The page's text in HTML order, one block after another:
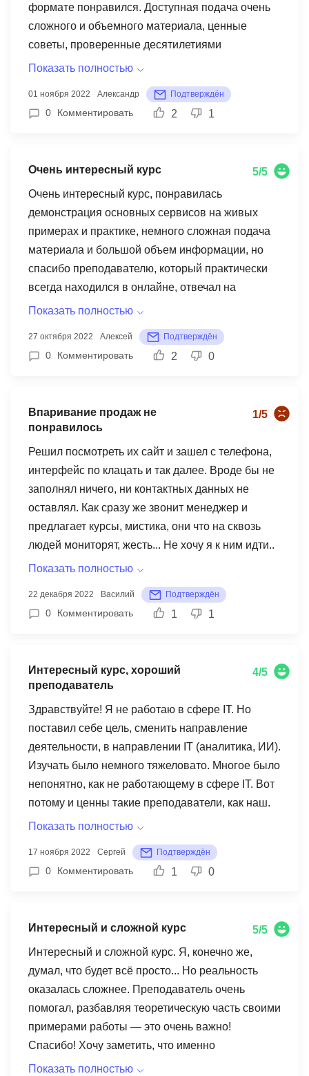
формате понравился. Доступная подача очень
сложного и объемного материала, ценные
советы, проверенные десятилетиями
практического опыта. Вместе с тем, позитив
опытом стимулирует к саморазвитию и цели куда
стремиться, а отнюдь не отбивает желание, как
Показать полностью
01 ноября 2022 Александр Подтверждён
0 Комментировать 2 1
Очень интересный курс
5/5
Очень интересный курс, понравилась
демонстрация основных сервисов на живых
примерах и практике, немного сложная подача
материала и большой объем информации, но
спасибо преподавателю, который практически
всегда находился в онлайне, отвечал на
вопросы и всегда старался помочь!
более подробное описание выполняемых
действий и команд, их последовательность и
преподавателю за живое общение и знания!
Показать полностью
27 октября 2022 Алексей Подтверждён
0 Комментировать 2 0
Впаривание продаж не
понравилось
1/5
Решил посмотреть их сайт и зашел с телефона,
интерфейс по клацать и так далее. Вроде бы не
заполнял ничего, ни контактных данных не
оставлял. Как сразу же звонит менеджер и
предлагает курсы, мистика, они что на сквозь
людей мониторят, жесть... Не хочу я к ним идти..
Показать полностью
22 декабря 2022 Василий Подтверждён
0 Комментировать 1 1
Интересный курс, хороший
преподаватель
4/5
Здравствуйте! Я не работаю в сфере IT. Но
поставил себе цель, сменить направление
деятельности, в направлении IT (аналитика, ИИ).
Изучать было немного тяжеловато. Многое было
непонятно, как не работающему в сфере IT. Вот
потому и ценны такие преподаватели, как наш.
Объяснять старается доступным языком, на
применением рисунков, расширяя вовлечение.
Не все д/з были понятны с первого прочтения.
внутреннему упрямству, хочется разобраться
чтобы и понять и сделать. Программа интересна
в принципе. Люблю разные, извините за слово
"примочки", помогающие и ускорить и упростить
и в конце концов и улучшить и сделать так как
хочется и необходимо и в данный момент и "с
заделом на вперед". Я и ранее ковырялся с
различными версиями Windows, устанавливая/
Показать полностью
17 ноября 2022 Сергей Подтверждён
0 Комментировать 1 0
Интересный и сложной курс
5/5
Интересный и сложной курс. Я, конечно же,
думал, что будет всё просто... Но реальность
оказалась сложнее. Преподаватель очень
помогал, разбавляя теоретическую часть своими
примерами работы — это очень важно!
Спасибо! Хочу заметить, что именно
практическая часть оставляет главное
Показать полностью